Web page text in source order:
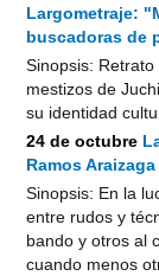
Largometraje:
buscadoras de
Sinopsis:
mestizos de
su identidad
24 de octubre
Ramos Araizaga
Sinopsis: En la
entre rudos y
bando y otros al
cuando menos